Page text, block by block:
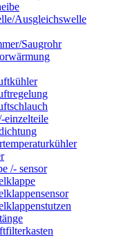
Ausgleichswelle
Saugrohr
einzelteile
/- sensor